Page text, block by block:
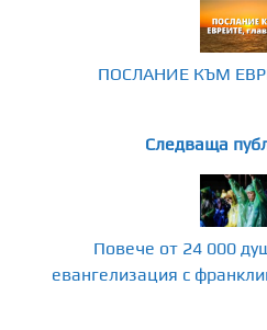
ПОСЛАНИЕ КЪМ
Следваща
Повече от 24 000
евангелизация с